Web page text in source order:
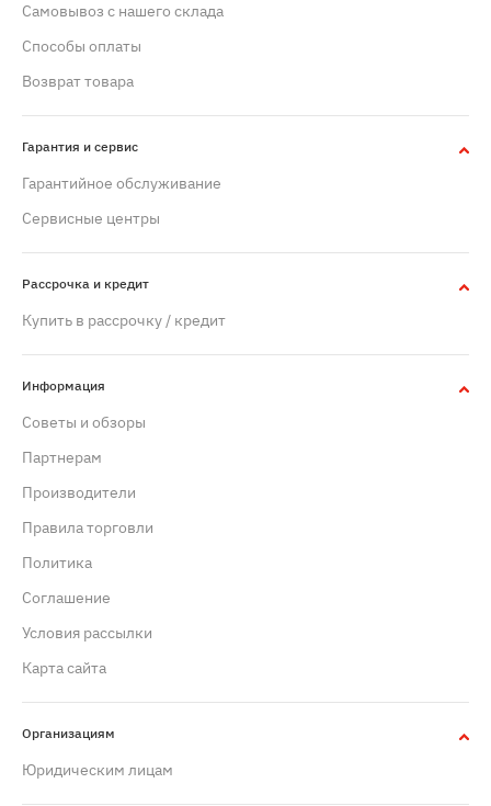
Самовывоз с нашего склада
Способы оплаты
Возврат товара
Гарантия и сервис
Гарантийное обслуживание
Сервисные центры
Рассрочка и кредит
Купить в рассрочку / кредит
Информация
Советы и обзоры
Партнерам
Производители
Правила торговли
Политика
Cоглашение
Условия рассылки
Карта сайта
Организациям
Юридическим лицам